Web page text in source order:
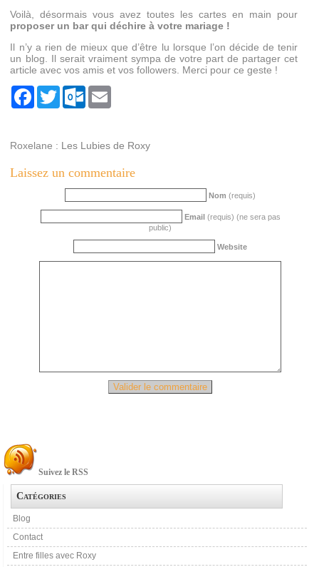
Voilà, désormais vous avez toutes les cartes en main pour
proposer un bar qui déchire à votre mariage !
Il n’y a rien de mieux que d’être lu lorsque l’on décide de tenir
un blog. Il serait vraiment sympa de votre part de partager cet
article avec vos amis et vos followers. Merci pour ce geste !
Facebook
TwitterOutlook.com
Roxelane : Les Lubies de Roxy
Laissez un commentaire
Nom (requis)
Email(requis) (ne sera pas
public)
Website
Suivez le RSS
Catégories
Blog
Contact
Entre filles avec Roxy